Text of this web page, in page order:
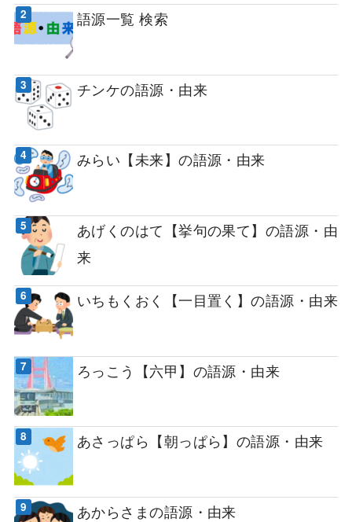
語源一覧 検索
チンケの語源・由来
みらい【未来】の語源・由来
あげくのはて【挙句の果て】の語源・由
来
いちもくおく【一目置く】の語源・由来
ろっこう【六甲】の語源・由来
あさっぱら【朝っぱら】の語源・由来
あからさまの語源・由来